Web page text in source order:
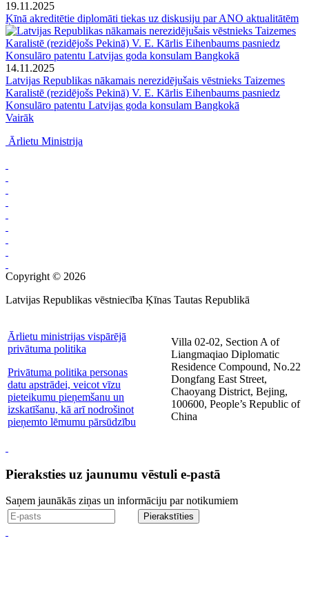
19.11.2025
Ķīnā akreditētie diplomāti tiekas uz diskusiju par ANO aktualitātēm
14.11.2025
Latvijas Republikas nākamais nerezidējušais vēstnieks Taizemes
Karalistē (rezidējošs Pekinā) V. E. Kārlis Eihenbaums pasniedz
Konsulāro patentu Latvijas goda konsulam Bangkokā
Vairāk
Ārlietu Ministrija
Copyright © 2026
Latvijas Republikas vēstniecība Ķīnas Tautas Republikā
Ārlietu ministrijas vispārējā
privātuma politika
Privātuma politika personas
datu apstrādei, veicot vīzu
pieteikumu pieņemšanu un
izskatīšanu, kā arī nodrošinot
pieņemto lēmumu pārsūdzību
Villa 02-02, Section A of
Liangmaqiao Diplomatic
Residence Compound, No.22
Dongfang East Street,
Chaoyang District, Bejing,
100600, People’s Republic of
China
Pieraksties uz jaunumu vēstuli e-pastā
Saņem jaunākās ziņas un informāciju par notikumiem